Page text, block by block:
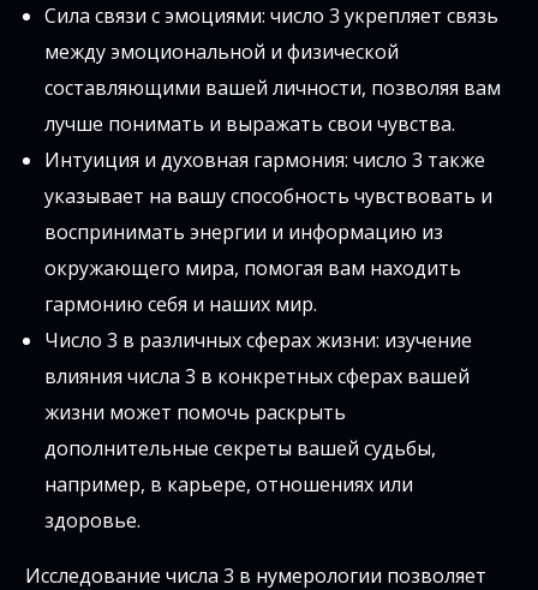
Сила связи с эмоциями: число 3 укрепляет связь
между эмоциональной и физической
составляющими вашей личности, позволяя вам
лучше понимать и выражать свои чувства.
Интуиция и духовная гармония: число 3 также
указывает на вашу способность чувствовать и
воспринимать энергии и информацию из
окружающего мира, помогая вам находить
гармонию себя и наших мир.
Число 3 в различных сферах жизни: изучение
влияния числа 3 в конкретных сферах вашей
жизни может помочь раскрыть
дополнительные секреты вашей судьбы,
например, в карьере, отношениях или
здоровье.
Исследование числа 3 в нумерологии позволяет